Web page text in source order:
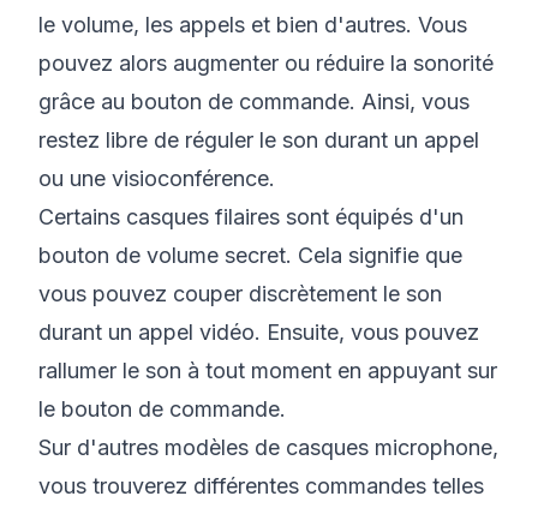
le volume, les appels et bien d'autres. Vous
pouvez alors augmenter ou réduire la sonorité
grâce au bouton de commande. Ainsi, vous
restez libre de réguler le son durant un appel
ou une visioconférence.
Certains casques filaires sont équipés d'un
bouton de volume secret. Cela signifie que
vous pouvez couper discrètement le son
durant un appel vidéo. Ensuite, vous pouvez
rallumer le son à tout moment en appuyant sur
le bouton de commande.
Sur d'autres modèles de casques microphone,
vous trouverez différentes commandes telles